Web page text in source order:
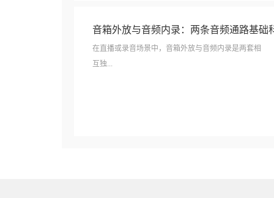
音箱外放与音频内录：两条音频通路基础
在直播或录音场景中，音箱外放与音频内录是两套相
互独...